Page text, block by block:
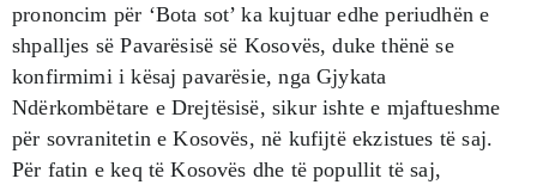
prononcim për ‘Bota sot’ ka kujtuar edhe periudhën e
shpalljes së Pavarësisë së Kosovës, duke thënë se
konfirmimi i kësaj pavarësie, nga Gjykata
Ndërkombëtare e Drejtësisë, sikur ishte e mjaftueshme
për sovranitetin e Kosovës, në kufijtë ekzistues të saj.
Për fatin e keq të Kosovës dhe të popullit të saj,